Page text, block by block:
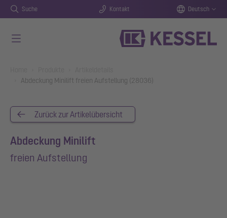
Suche Kontakt Deutsch
Abdeckung Minilift freien Aufstellung (28036)
Zurück zur Artikelübersicht
Abdeckung Minilift
freien Aufstellung